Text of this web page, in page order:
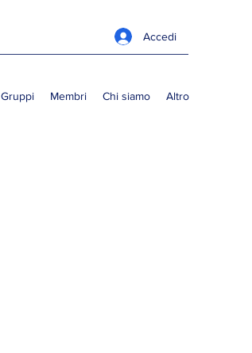
Accedi
Gruppi Membri Chi siamo Altro